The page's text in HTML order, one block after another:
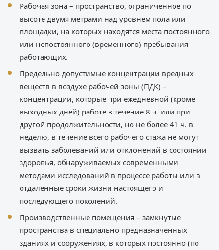
Рабочая зона – пространство, ограниченное по
высоте двумя метрами над уровнем пола или
площадки, на которых находятся места постоянного
или непостоянного (временного) пребывания
работающих.
Предельно допустимые концентрации вредных
веществ в воздухе рабочей зоны (ПДК) –
концентрации, которые при ежедневной (кроме
выходных дней) работе в течение 8 ч. или при
другой продолжительности, но не более 41 ч. в
неделю, в течение всего рабочего стажа не могут
вызвать заболеваний или отклонений в состоянии
здоровья, обнаруживаемых современными
методами исследований в процессе работы или в
отдаленные сроки жизни настоящего и
последующего поколений.
Производственные помещения – замкнутые
пространства в специально предназначенных
зданиях и сооружениях, в которых постоянно (по